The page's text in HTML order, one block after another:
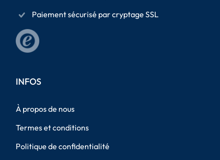
Paiement sécurisé par cryptage SSL
INFOS
À propos de nous
Termes et conditions
Politique de confidentialité